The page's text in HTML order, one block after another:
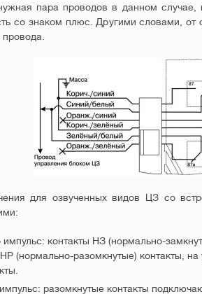
пара проводов в данном
со знаком плюс. Другими словами, от
для озвученных видов ЦЗ со
импульс: контакты НЗ (нормально-
(нормально-разомкнутые) контакты,
разомкнутые контакты